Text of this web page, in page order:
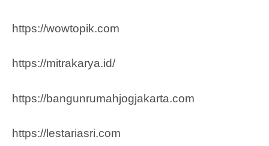
https://wowtopik.com
https://mitrakarya.id/
https://bangunrumahjogjakarta.com
https://lestariasri.com